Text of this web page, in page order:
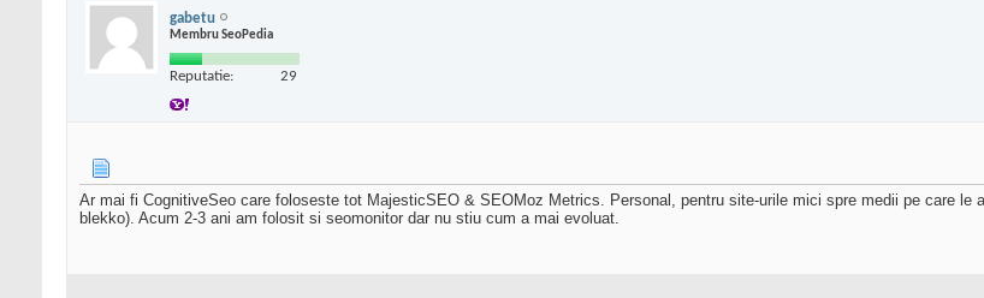
gabetu
Membru SeoPedia
Reputatie: 29
Ar mai fi CognitiveSeo care foloseste tot MajesticSEO & SEOMoz Metrics. Personal, pentru site-urile mici spre medii pe care
blekko). Acum 2-3 ani am folosit si seomonitor dar nu stiu cum a mai evoluat.